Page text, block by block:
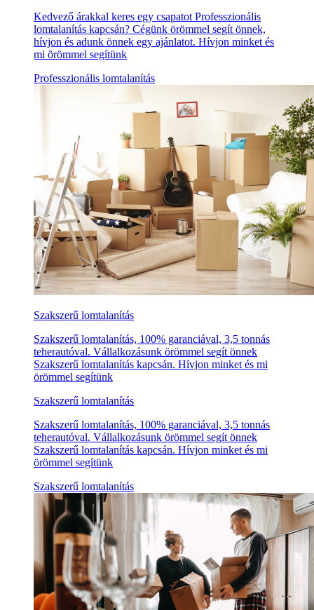
Kedvező árakkal keres egy csapatot Professzionális
lomtalanítás kapcsán? Cégünk örömmel segít önnek,
hívjon és adunk önnek egy ajánlatot. Hívjon minket és
mi örömmel segítünk
Professzionális lomtalanítás
Szakszerű lomtalanítás
Szakszerű lomtalanítás, 100% garanciával, 3,5 tonnás
teherautóval. Vállalkozásunk örömmel segít önnek
Szakszerű lomtalanítás kapcsán. Hívjon minket és mi
örömmel segítünk
Szakszerű lomtalanítás
Szakszerű lomtalanítás, 100% garanciával, 3,5 tonnás
teherautóval. Vállalkozásunk örömmel segít önnek
Szakszerű lomtalanítás kapcsán. Hívjon minket és mi
örömmel segítünk
Szakszerű lomtalanítás